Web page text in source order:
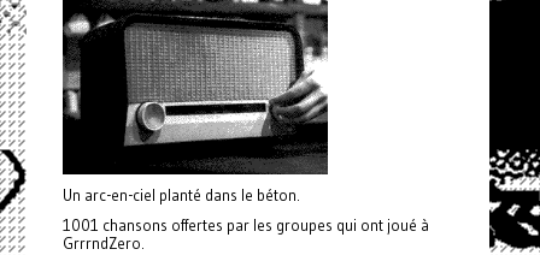
Un arc-en-ciel planté dans le béton.
1001 chansons offertes par les groupes qui ont joué à
GrrrndZero.